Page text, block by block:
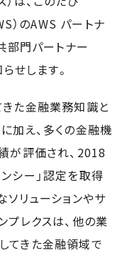
）のAWS パートナ
部門パートナー
せします。
きた金融業務知識と
加え、多くの金融機
が評価され、2018
シー」認定を取得
ソリューションやサ
プレクスは、他の業
てきた金融領域で